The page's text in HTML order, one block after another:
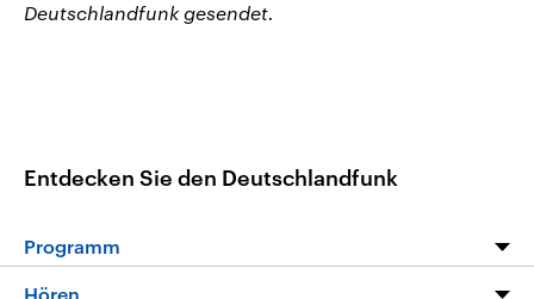
Deutschlandfunk gesendet.
Entdecken Sie den Deutschlandfunk
Programm
Programm
Hören